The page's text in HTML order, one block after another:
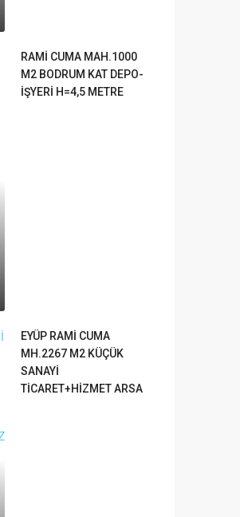
RAMİ CUMA MAH.1000
M2 BODRUM KAT DEPO-
İŞYERİ H=4,5 METRE
EYÜP RAMİ CUMA
MH.2267 M2 KÜÇÜK
SANAYİ
TİCARET+HİZMET ARSA